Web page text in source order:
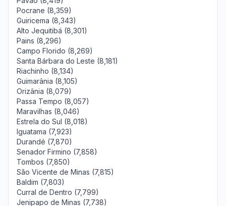
Pocrane (8,359)
Guiricema (8,343)
Alto Jequitibá (8,301)
Pains (8,296)
Campo Florido (8,269)
Santa Bárbara do Leste (8,181)
Riachinho (8,134)
Guimarânia (8,105)
Orizânia (8,079)
Passa Tempo (8,057)
Maravilhas (8,046)
Estrela do Sul (8,018)
Iguatama (7,923)
Durandé (7,870)
Senador Firmino (7,858)
Tombos (7,850)
São Vicente de Minas (7,815)
Baldim (7,803)
Curral de Dentro (7,799)
Jenipapo de Minas (7,738)